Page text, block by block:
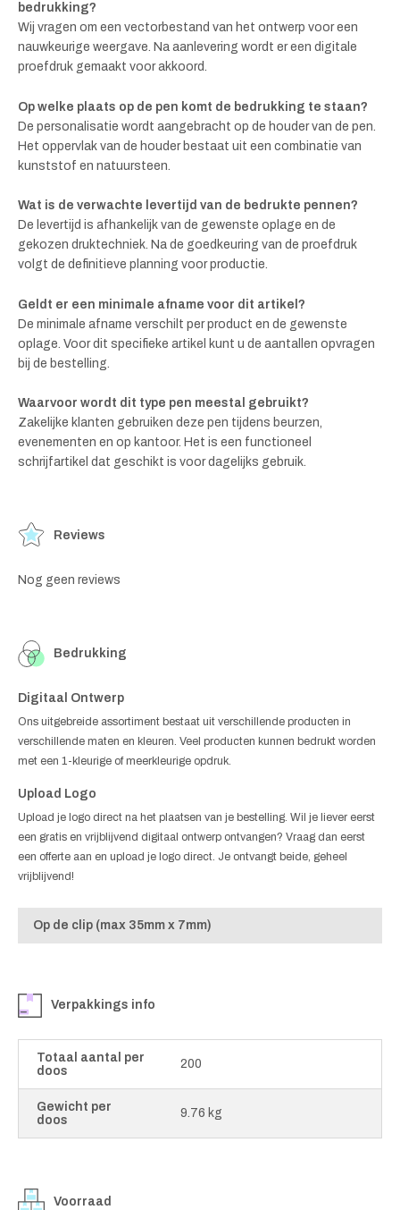
bedrukking?
Wij vragen om een vectorbestand van het ontwerp voor een
nauwkeurige weergave. Na aanlevering wordt er een digitale
proefdruk gemaakt voor akkoord.
Op welke plaats op de pen komt de bedrukking te staan?
De personalisatie wordt aangebracht op de houder van de pen.
Het oppervlak van de houder bestaat uit een combinatie van
kunststof en natuursteen.
Wat is de verwachte levertijd van de bedrukte pennen?
De levertijd is afhankelijk van de gewenste oplage en de
gekozen druktechniek. Na de goedkeuring van de proefdruk
volgt de definitieve planning voor productie.
Geldt er een minimale afname voor dit artikel?
De minimale afname verschilt per product en de gewenste
oplage. Voor dit specifieke artikel kunt u de aantallen opvragen
bij de bestelling.
Waarvoor wordt dit type pen meestal gebruikt?
Zakelijke klanten gebruiken deze pen tijdens beurzen,
evenementen en op kantoor. Het is een functioneel
schrijfartikel dat geschikt is voor dagelijks gebruik.
Reviews
Nog geen reviews
Bedrukking
Digitaal Ontwerp
Ons uitgebreide assortiment bestaat uit verschillende producten in
verschillende maten en kleuren. Veel producten kunnen bedrukt worden
met een 1-kleurige of meerkleurige opdruk.
Upload Logo
Upload je logo direct na het plaatsen van je bestelling. Wil je liever eerst
een gratis en vrijblijvend digitaal ontwerp ontvangen? Vraag dan eerst
een offerte aan en upload je logo direct. Je ontvangt beide, geheel
vrijblijvend!
Op de clip (max 35mm x 7mm)
Verpakkings info
Totaal aantal per
doos
200
Gewicht per
doos
9.76 kg
Voorraad